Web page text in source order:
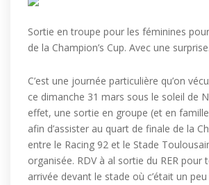
Sortie en troupe pour les féminines
de la Champion’s Cup. Avec une
C’est une journée particulière qu’on
ce dimanche 31 mars sous le soleil de
effet, une sortie en groupe (et en
afin d’assister au quart de finale de la
entre le Racing 92 et le Stade
organisée. RDV à al sortie du RER pour
arrivée devant le stade où c’était un